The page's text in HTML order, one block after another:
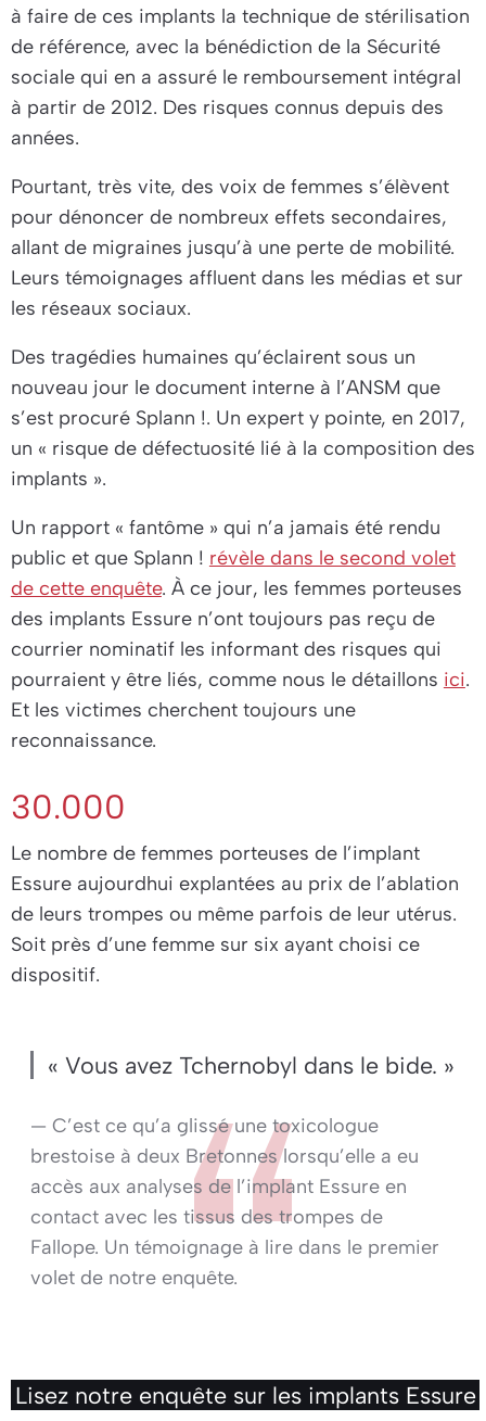
à faire de ces implants la technique de stérilisation
de référence, avec la bénédiction de la Sécurité
sociale qui en a assuré le remboursement intégral
à partir de 2012. Des risques connus depuis des
années.
Pourtant, très vite, des voix de femmes s’élèvent
pour dénoncer de nombreux effets secondaires,
allant de migraines jusqu’à une perte de mobilité.
Leurs témoignages affluent dans les médias et sur
les réseaux sociaux.
Des tragédies humaines qu’éclairent sous un
nouveau jour le document interne à l’ANSM que
s’est procuré Splann !. Un expert y pointe, en 2017,
un « risque de défectuosité lié à la composition des
implants ».
Un rapport « fantôme » qui n’a jamais été rendu
public et que Splann ! révèle dans le second volet
de cette enquête. À ce jour, les femmes porteuses
des implants Essure n’ont toujours pas reçu de
courrier nominatif les informant des risques qui
pourraient y être liés, comme nous le détaillons ici.
Et les victimes cherchent toujours une
reconnaissance.
30.000
Le nombre de femmes porteuses de l’implant
Essure aujourdhui explantées au prix de l’ablation
de leurs trompes ou même parfois de leur utérus.
Soit près d’une femme sur six ayant choisi ce
dispositif.
« Vous avez Tchernobyl dans le bide. »
— C’est ce qu’a glissé une toxicologue
brestoise à deux Bretonnes lorsqu’elle a eu
accès aux analyses de l’implant Essure en
contact avec les tissus des trompes de
Fallope. Un témoignage à lire dans le premier
volet de notre enquête.
Lisez notre enquête sur les implants Essure